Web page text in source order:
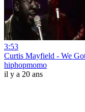
3:53
Curtis Mayfield - We
hiphopmomo
il y a 20 ans